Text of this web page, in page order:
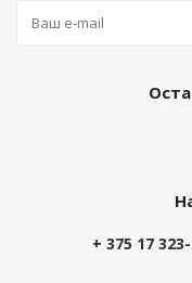
+ 375 17